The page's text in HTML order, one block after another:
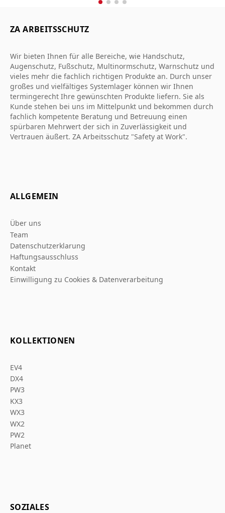
ZA ARBEITSSCHUTZ
Wir bieten Ihnen für alle Bereiche, wie Handschutz,
Augenschutz, Fußschutz, Multinormschutz, Warnschutz und
vieles mehr die fachlich richtigen Produkte an. Durch unser
großes und vielfältiges Systemlager können wir Ihnen
termingerecht Ihre gewünschten Produkte liefern. Sie als
Kunde stehen bei uns im Mittelpunkt und bekommen durch
fachlich kompetente Beratung und Betreuung einen
spürbaren Mehrwert der sich in Zuverlässigkeit und
Vertrauen äußert. ZA Arbeitsschutz "Safety at Work".
ALLGEMEIN
Über uns
Team
Datenschutzerklarung
Haftungsausschluss
Kontakt
Einwilligung zu Cookies & Datenverarbeitung
KOLLEKTIONEN
EV4
DX4
PW3
KX3
WX3
WX2
PW2
Planet
SOZIALES